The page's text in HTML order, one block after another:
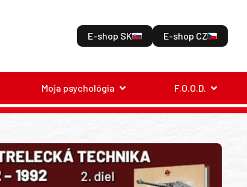
E-shop SK E-shop CZ
Moja psychológia F.O.O.D.